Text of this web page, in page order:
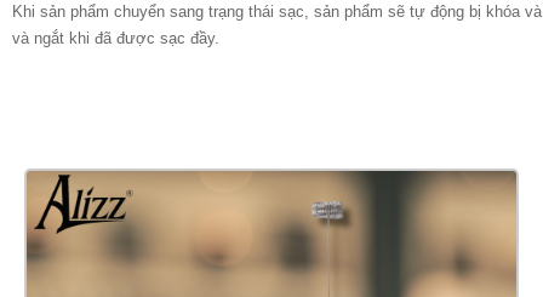
Khi sản phẩm chuyển sang trạng thái sạc, sản phẩm sẽ tự động bị khóa
và ngắt khi đã được sạc đầy.